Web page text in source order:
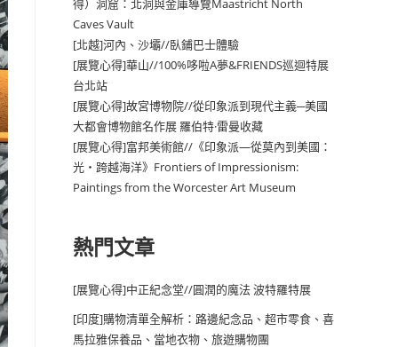
得）洞窟：北洞與金庫導覽Maastricht North
Caves Vault
[北越]河內、沙壩//臥鋪巴士體驗
[展覽心得]華山//100%哆啦A夢&FRIENDS巡迴特展
台北站
[展覽心得]故宮博物院//從印象派到現代主義─美國
大都會博物館名作展 羅伯特·雷曼收藏
[展覽心得]富邦美術館//《印象派—從莫內到美國：
光・跨越海洋》Frontiers of Impressionism:
Paintings from the Worcester Art Museum
熱門文章
[展覽心得]中正紀念堂//圓潤的魔法 波特羅特展
[印度]購物清單全解析：路邊紀念品、超市零食、喜
馬拉雅保養品、當地衣物、旅遊購物團